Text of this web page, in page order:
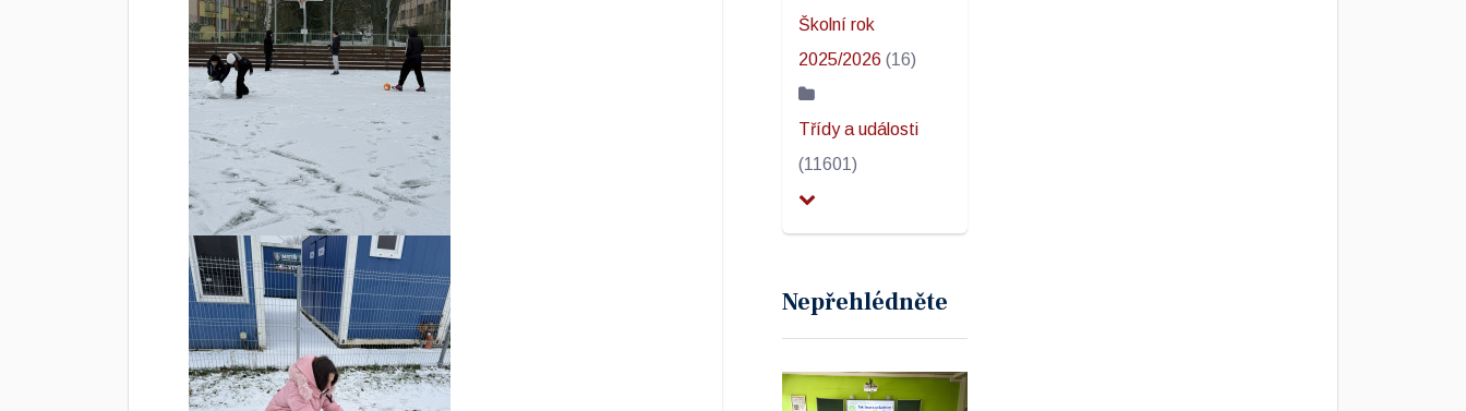
Školní rok
2025/2026 (16)
Třídy a události
(11601)
Nepřehlédněte